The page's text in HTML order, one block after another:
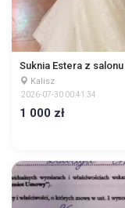
Suknia Estera z salonu
Kalisz
2026-07-30 00:41:34
1 000 zł